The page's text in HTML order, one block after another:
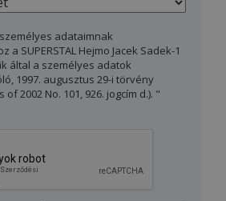
adataimnak
a SUPERSTAL Hejmo Jacek Sadek-1
által a személyes adatok
1997. augusztus 29-i törvény
of 2002 No. 101, 926. jogcím d.). "